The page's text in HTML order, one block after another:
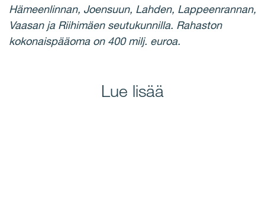
Hämeenlinnan, Joensuun, Lahden, Lappeenrannan,
Vaasan ja Riihimäen seutukunnilla. Rahaston
kokonaispääoma on 400 milj. euroa.
Lue lisää